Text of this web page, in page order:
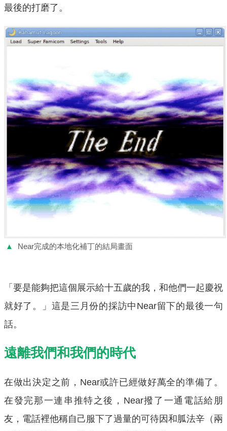
最後的打磨了。
▲ Near完成的本地化補丁的結局畫面
「要是能夠把這個展示給十五歲的我，和他們一起慶祝
就好了。」這是三月份的採訪中Near留下的最後一句
話。
遠離我們和我們的時代
在做出決定之前，Near或許已經做好萬全的準備了。
在發完那一連串推特之後，Near撥了一通電話給朋
友，電話裡他稱自己服下了過量的可待因和胍法辛（兩